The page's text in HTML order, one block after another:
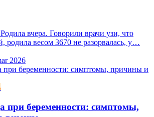
вчера. Говорили врачи узи, что
родила весом 3670 не разорвалась, у…
2026
при беременности: симптомы,